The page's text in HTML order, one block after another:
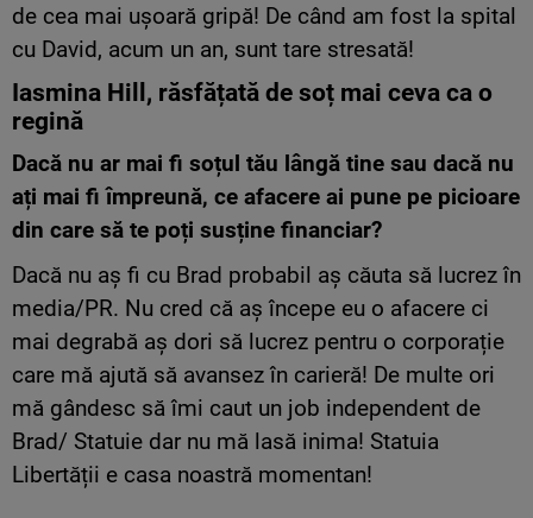
de cea mai ușoară gripă! De când am fost la spital
cu David, acum un an, sunt tare stresată!
Iasmina Hill, răsfățată de soț mai ceva ca o
regină
Dacă nu ar mai fi soțul tău lângă tine sau dacă nu
ați mai fi împreună, ce afacere ai pune pe picioare
din care să te poți susține financiar?
Dacă nu aș fi cu Brad probabil aș căuta să lucrez în
media/PR. Nu cred că aș începe eu o afacere ci
mai degrabă aș dori să lucrez pentru o corporație
care mă ajută să avansez în carieră! De multe ori
mă gândesc să îmi caut un job independent de
Brad/ Statuie dar nu mă lasă inima! Statuia
Libertății e casa noastră momentan!